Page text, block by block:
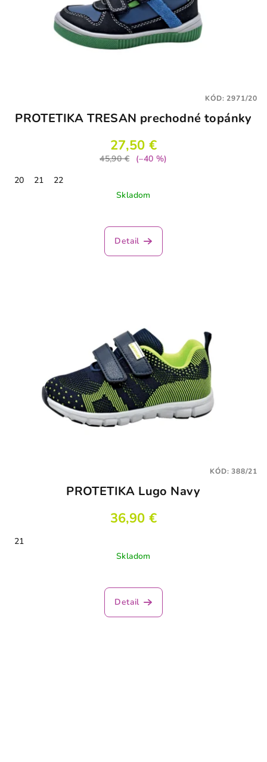
PROTETIKA TRESAN prechodné topánky
27,50 €
45,90 €
(–40 %)
20
21
22
Skladom
Detail
KÓD:2971/20
PROTETIKA Lugo Navy
36,90 €
21
Skladom
Detail
KÓD:388/21